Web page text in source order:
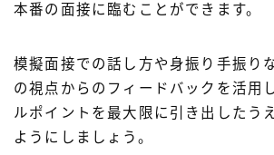
本番の面接に臨むことができます。
模擬面接での話し方や身振り手振り
の視点からのフィードバックを活用
ルポイントを最大限に引き出したう
ようにしましょう。